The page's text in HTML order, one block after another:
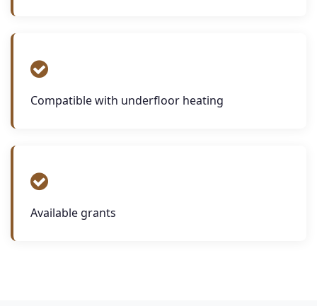
Compatible with underfloor heating
Available grants